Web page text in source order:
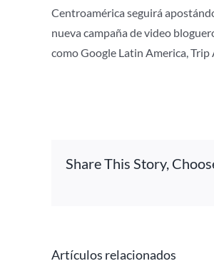
Centroamérica seguirá
nueva campaña de video
como Google Latin America, Trip
Share This Story,
Artículos relacionados